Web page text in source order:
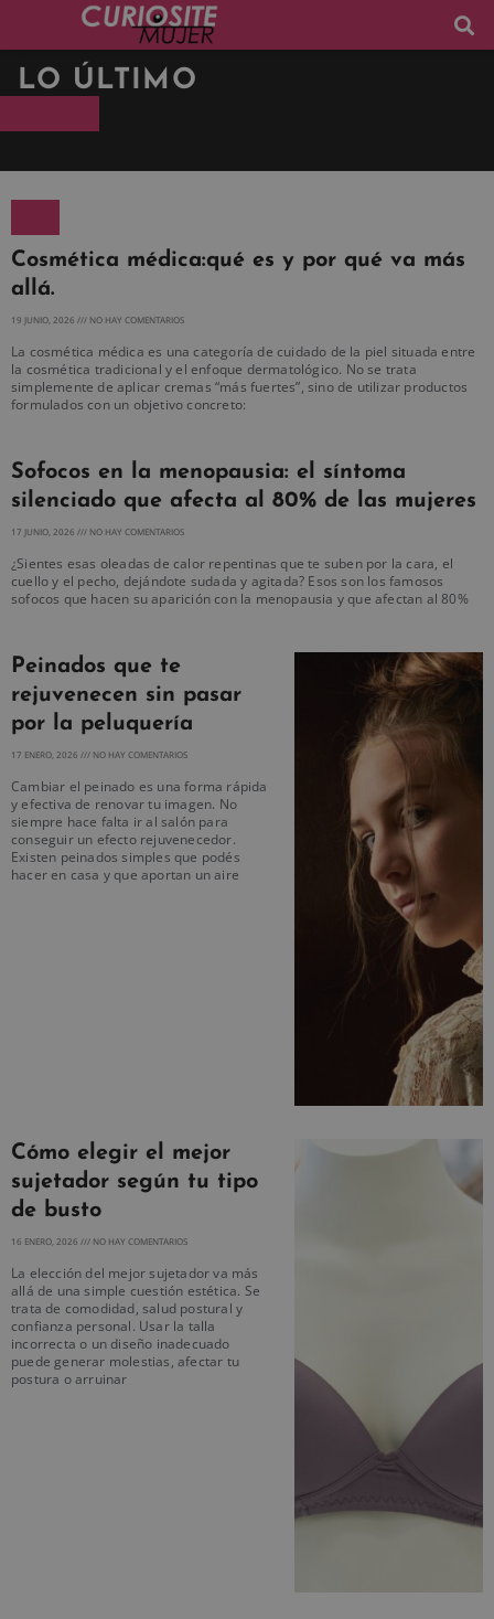
LO ÚLTIMO
Cosmética médica:qué es y por qué va más
allá.
19 JUNIO, 2026 NO HAY COMENTARIOS
La cosmética médica es una categoría de cuidado de la piel situada entre
la cosmética tradicional y el enfoque dermatológico. No se trata
simplemente de aplicar cremas “más fuertes”, sino de utilizar productos
formulados con un objetivo concreto:
Sofocos en la menopausia: el síntoma
silenciado que afecta al 80% de las mujeres
17 JUNIO, 2026 NO HAY COMENTARIOS
¿Sientes esas oleadas de calor repentinas que te suben por la cara, el
cuello y el pecho, dejándote sudada y agitada? Esos son los famosos
sofocos que hacen su aparición con la menopausia y que afectan al 80%
Peinados que te
rejuvenecen sin pasar
por la peluquería
17 ENERO, 2026 NO HAY COMENTARIOS
Cambiar el peinado es una forma rápida
y efectiva de renovar tu imagen. No
siempre hace falta ir al salón para
conseguir un efecto rejuvenecedor.
Existen peinados simples que podés
hacer en casa y que aportan un aire
Cómo elegir el mejor
sujetador según tu tipo
de busto
16 ENERO, 2026 NO HAY COMENTARIOS
La elección del mejor sujetador va más
allá de una simple cuestión estética. Se
trata de comodidad, salud postural y
confianza personal. Usar la talla
incorrecta o un diseño inadecuado
puede generar molestias, afectar tu
postura o arruinar